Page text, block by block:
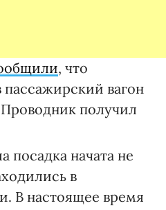
, что
вагон
получил
посадка начата не
в
В настоящее время